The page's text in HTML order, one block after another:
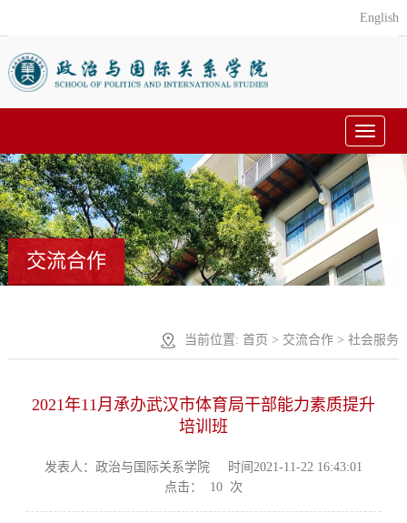
English
Toggle
交流合作
当前位置:首页 > 交流合作 >社会服务
2021年11月承办武汉市体育局干部能力素质提升
培训班
发表人：政治与国际关系学院
时间2021-11-22 16:43:01
点击：
10 次